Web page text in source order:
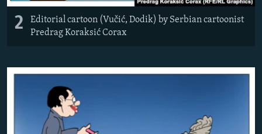
2
Editorial cartoon (Vučić, Dodik) by Serbian cartoonist
Predrag Koraksić Corax